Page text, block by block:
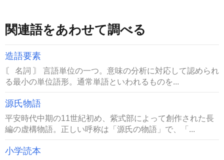
関連語をあわせて調べる
造語要素
〘 名詞 〙 言語単位の一つ。意味の分析に対応して認められ
る最小の単位語形。通常単語といわれるものを...
源氏物語
平安時代中期の11世紀初め、紫式部によって創作された長
編の虚構物語。正しい呼称は「源氏の物語」で、「...
小学読本